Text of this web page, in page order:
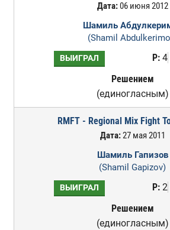
Дата:06 июня 2012
Шамиль
(Shamil
ВЫИГРАЛ Р:4
Решением
(единогласным)
RMFT - Regional Mix Fight
Дата:27 мая 2011
Шамиль Гапизов
(Shamil Gapizov)
ВЫИГРАЛ Р:2
Решением
(единогласным)